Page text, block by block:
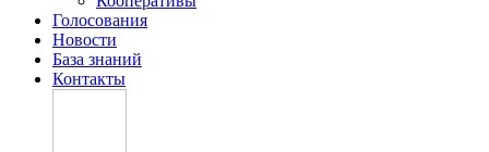
Голосования
Новости
База знаний
Контакты